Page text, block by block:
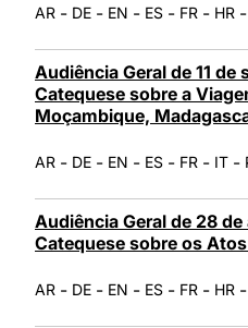
AR - DE - EN - ES - FR - HR -
Audiência Geral de 11 de
Catequese sobre a
Moçambique,
AR - DE - EN - ES - FR - IT -
Audiência Geral de 28
Catequese sobre os
AR - DE - EN - ES - FR - HR -